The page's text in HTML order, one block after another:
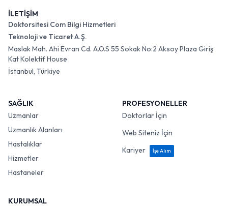
İLETİŞİM
Doktorsitesi Com Bilgi Hizmetleri
Teknoloji ve Ticaret A.Ş.
Maslak Mah. Ahi Evran Cd. A.O.S 55 Sokak No:2 Aksoy Plaza Giriş
Kat Kolektif House
İstanbul, Türkiye
SAĞLIK
Uzmanlar
Uzmanlık Alanları
Hastalıklar
Hizmetler
Hastaneler
PROFESYONELLER
Doktorlar İçin
Web Siteniz İçin
Kariyer
İşe Alım
KURUMSAL